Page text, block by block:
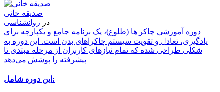
صدیقه خانی
در روانشناسی
دوره آموزشی چاکراها (طلوع)، یک برنامه جامع و یکپارچه برای
یادگیری، تعادل و تقویت سیستم چاکراهای بدن است. این دوره به
شکلی طراحی شده که تمام نیازهای کاربران از مرحله مبتدی تا
پیشرفته را پوشش می‌دهد
این دوره شامل: